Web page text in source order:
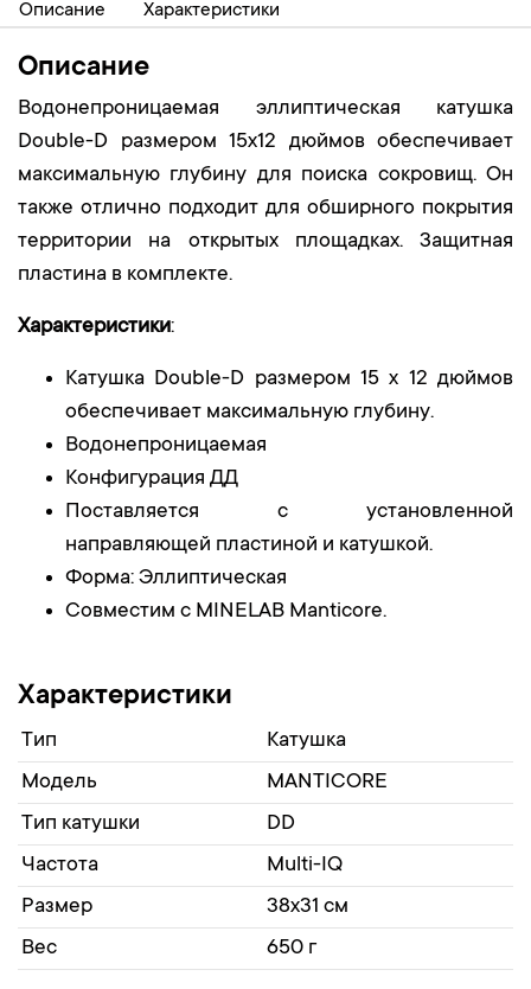
Описание Характеристики
Описание
Водонепроницаемая эллиптическая катушка
Double-D размером 15x12 дюймов обеспечивает
максимальную глубину для поиска сокровищ. Он
также отлично подходит для обширного покрытия
территории на открытых площадках. Защитная
пластина в комплекте.
Характеристики:
Катушка Double-D размером 15 x 12 дюймов
обеспечивает максимальную глубину.
Водонепроницаемая
Конфигурация ДД
Поставляется с установленной
направляющей пластиной и катушкой.
Форма: Эллиптическая
Совместим с MINELAB Manticore.
Характеристики
Тип
Катушка
Модель
MANTICORE
Тип катушки
DD
Частота
Multi-IQ
Размер
38x31 см
Вес
650 г